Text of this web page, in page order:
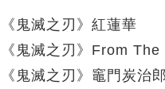
《鬼滅之刃》紅蓮華
《鬼滅之刃》From
《鬼滅之刃》竈門炭治